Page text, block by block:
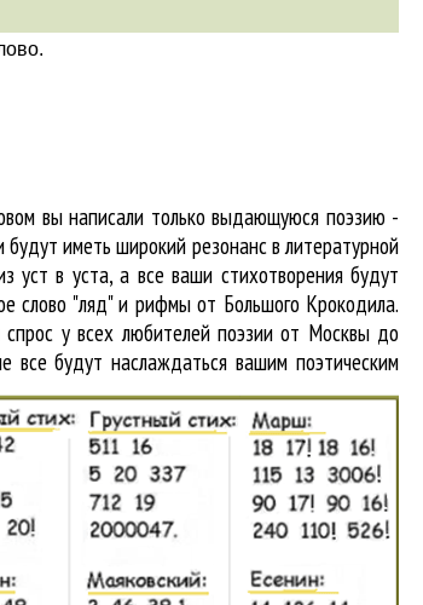
вы написали только выдающуюся поэзию -
иметь широкий резонанс в литературной
в уста, а все ваши стихотворения будут
слово "ляд" и рифмы от Большого Крокодила.
у всех любителей поэзии от Москвы до
все будут наслаждаться вашим поэтическим